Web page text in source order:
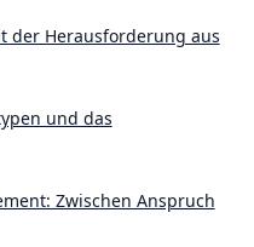
der Herausforderung aus
und das
Zwischen Anspruch